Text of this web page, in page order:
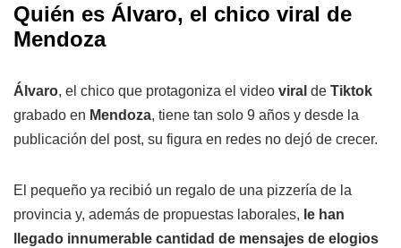
Quién es Álvaro, el chico viral de
Mendoza
Álvaro, el chico que protagoniza el video viral de Tiktok
grabado en Mendoza, tiene tan solo 9 años y desde la
publicación del post, su figura en redes no dejó de crecer.
El pequeño ya recibió un regalo de una pizzería de la
provincia y, además de propuestas laborales, le han
llegado innumerable cantidad de mensajes de elogios